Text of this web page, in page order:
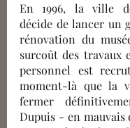
En 1996, la ville
décide de lancer un
rénovation du
surcoût des travaux
personnel est
moment-là que la
fermer
Dupuis - en mauvais